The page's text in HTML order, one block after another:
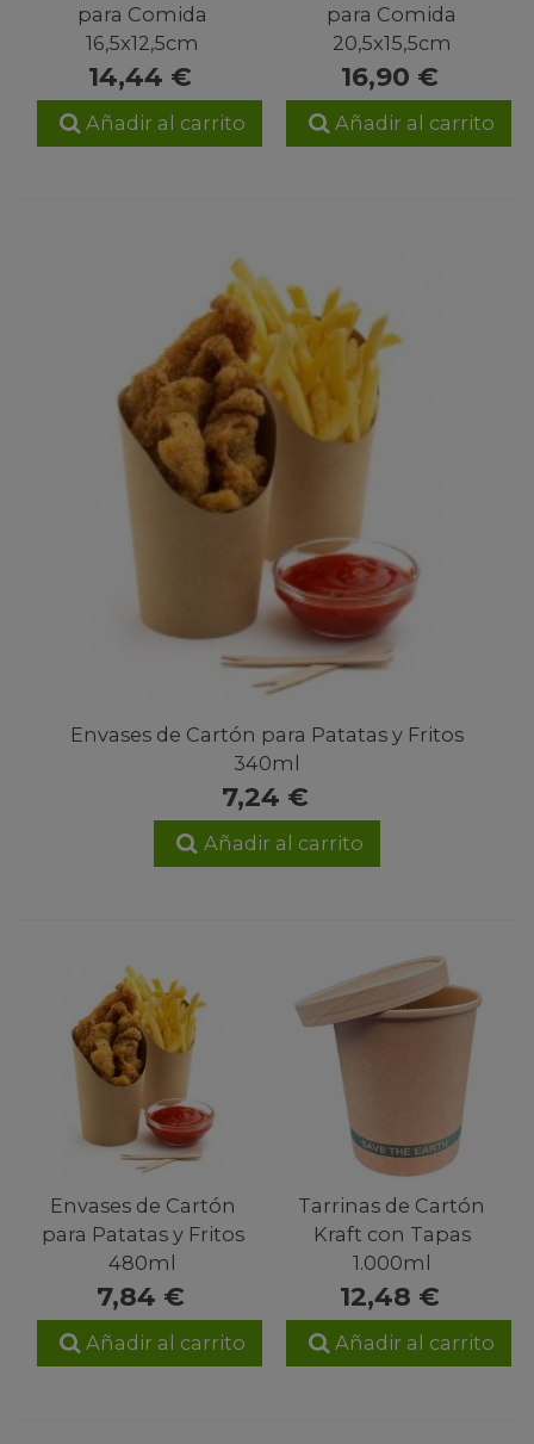
para Comida
16,5x12,5cm
14,44 €
Añadir al carrito
para Comida
20,5x15,5cm
16,90 €
Añadir al carrito
Envases de Cartón para Patatas y Fritos
340ml
7,24 €
Añadir al carrito
Envases de Cartón
para Patatas y Fritos
480ml
7,84 €
Añadir al carrito
Tarrinas de Cartón
Kraft con Tapas
1.000ml
12,48 €
Añadir al carrito